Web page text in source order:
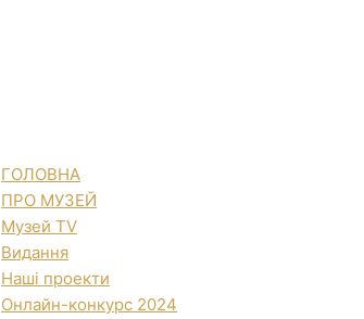
ГОЛОВНА
ПРО МУЗЕЙ
Музей TV
Видання
Наші проекти
Онлайн-конкурс 2024